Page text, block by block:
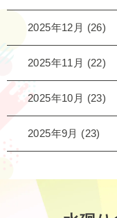
2025年12月 (26)
2025年11月 (22)
2025年10月 (23)
2025年9月 (23)